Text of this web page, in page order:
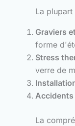
La plupart
Graviers
forme
Stress
verre de
Accidents
La